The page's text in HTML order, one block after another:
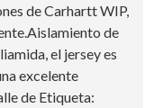
de Carhartt WIP,
de
el jersey es
excelente
de Etiqueta: